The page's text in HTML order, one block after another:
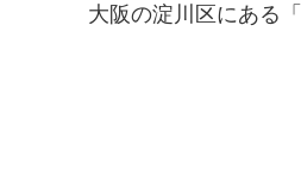
大阪の淀川区にある「